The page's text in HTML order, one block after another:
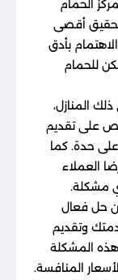
الحمام
تحقيق أقصى
بأدق
للحمام
المنازل،
على تقديم
حدة. كما
العملاء
مشكلة.
حل فعال
وتقديم
المشكلة
المنافسة.